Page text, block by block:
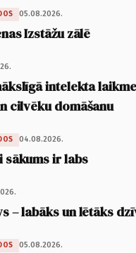
05.08.2026.
Izstāžu zālē
intelekta
cilvēku domāšanu
04.08.2026.
sākums ir labs
– labāks un lētāks
05.08.2026.